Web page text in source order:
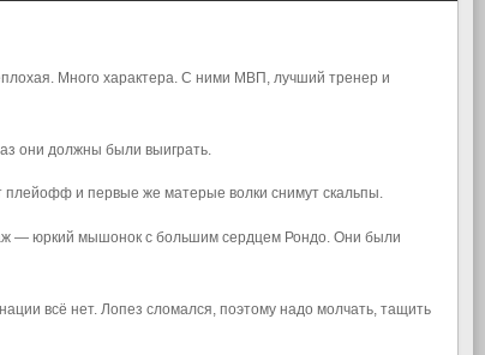
Много характера. С ними МВП, лучший тренер и
они должны были выиграть.
плейофф и первые же матерые волки снимут скальпы.
— юркий мышонок с большим сердцем Рондо. Они были
всё нет. Лопез сломался, поэтому надо молчать, тащить